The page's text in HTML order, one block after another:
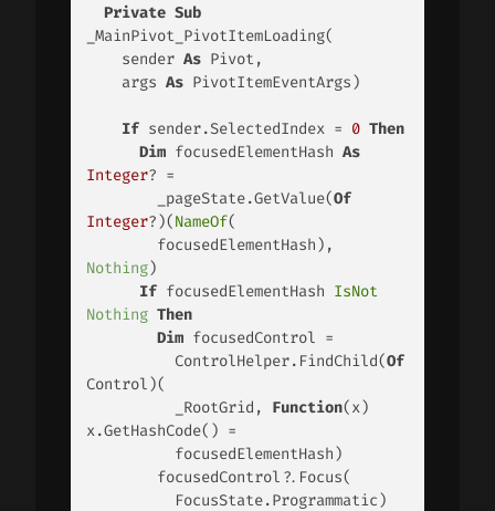
Private Sub
_MainPivot_PivotItemLoading(
    sender
As Pivot,
    args
As PivotItemEventArgs)
If sender.SelectedIndex = 0 Then
Dim focusedElementHash As
Integer? =
        _pageState.GetValue(
Of
Integer?)(NameOf(
Nothing)
If focusedElementHash IsNot
Nothing Then
Dim focusedControl =
          ControlHelper.FindChild(
Of
Control)(
          _RootGrid,
Function(x)
x.GetHashCode() =